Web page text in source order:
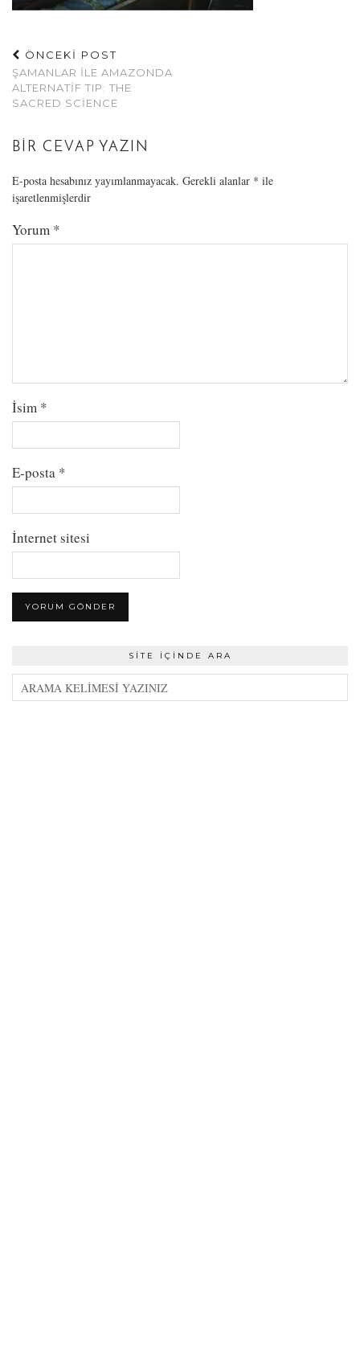
ÖNCEKİ POST
ŞAMANLAR ILE AMAZONDA
ALTERNATIF TIP: THE
SACRED SCIENCE
BIR CEVAP YAZIN
E-posta hesabınız yayımlanmayacak. Gerekli alanlar * ile
işaretlenmişlerdir
Yorum *
İsim *
E-posta *
İnternet sitesi
SITE İÇINDE ARA